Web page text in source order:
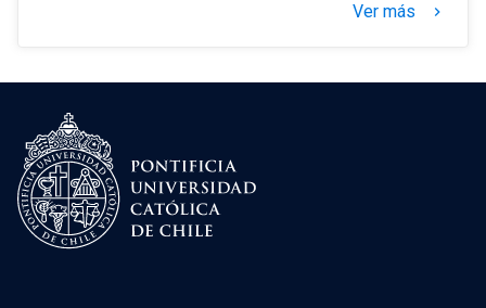
Ver más keyboard_arrow_right